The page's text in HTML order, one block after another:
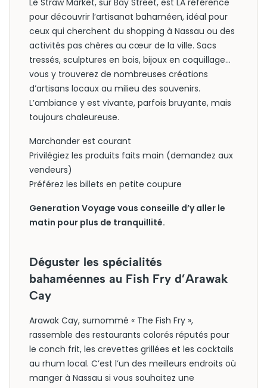
Le Straw Market, sur Bay Street, est LA référence
pour découvrir l’artisanat bahaméen, idéal pour
ceux qui cherchent du shopping à Nassau ou des
activités pas chères au cœur de la ville. Sacs
tressés, sculptures en bois, bijoux en coquillage…
vous y trouverez de nombreuses créations
d’artisans locaux au milieu des souvenirs.
L’ambiance y est vivante, parfois bruyante, mais
toujours chaleureuse.
Marchander est courant
Privilégiez les produits faits main (demandez aux
vendeurs)
Préférez les billets en petite coupure
Generation Voyage vous conseille d’y aller le
matin pour plus de tranquillité.
Déguster les spécialités
bahaméennes au Fish Fry d’Arawak
Cay
Arawak Cay, surnommé « The Fish Fry »,
rassemble des restaurants colorés réputés pour
le conch frit, les crevettes grillées et les cocktails
au rhum local. C’est l’un des meilleurs endroits où
manger à Nassau si vous souhaitez une